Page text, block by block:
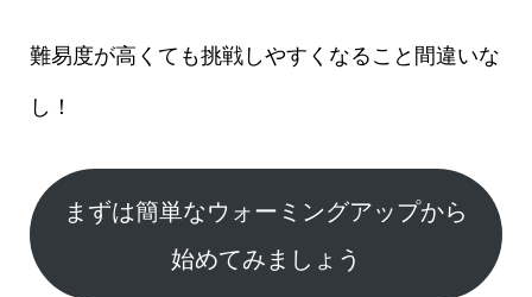
難易度が高くても挑戦しやすくなること間違いな
し！
まずは簡単なウォーミングアップから
始めてみましょう